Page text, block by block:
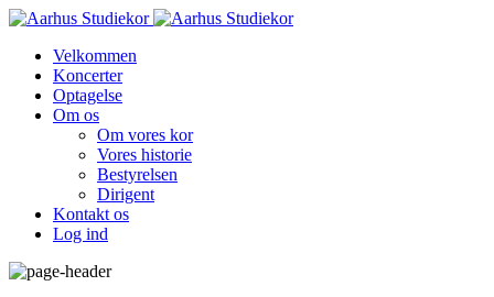
Velkommen
Koncerter
Optagelse
Om os
Om vores kor
Vores historie
Bestyrelsen
Dirigent
Kontakt os
Log ind